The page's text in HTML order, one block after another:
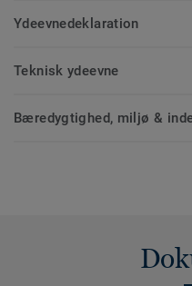
Ydeevnedeklaration
Teknisk ydeevne
Bæredygtighed, miljø &